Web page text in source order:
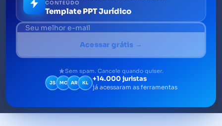
A gestão jurídica compreende todas as
atividades de gerenciamento e estratégia
para a atuação de uma equipe de advogados
ou profissionais do jurídico.
CONTEÚDO
Template PPT Jurídico
Acessar grátis →
Sem spam. Cancele quando quiser.
JS MC AR KL +14.000 juristas
já acessaram as ferramentas